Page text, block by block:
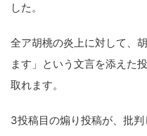
した。
全ア胡桃の炎上に対して、
ます」という文言を添えた
取れます。
3投稿目の煽り投稿が、批